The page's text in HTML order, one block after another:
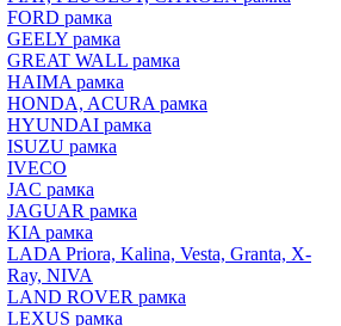
FORD рамка
GEELY рамка
GREAT WALL рамка
HAIMA рамка
HONDA, ACURA рамка
HYUNDAI рамка
ISUZU рамка
IVECO
JAC рамка
JAGUAR рамка
KIA рамка
LADA Priora, Kalina, Vesta, Granta, X-
Ray, NIVA
LAND ROVER рамка
LEXUS рамка